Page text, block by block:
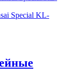
Special KL-